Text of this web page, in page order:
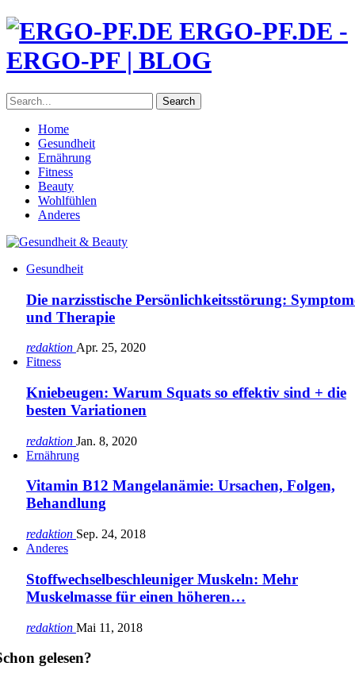
ERGO-PF.DE -
ERGO-PF | BLOG
Home
Gesundheit
Ernährung
Fitness
Beauty
Wohlfühlen
Anderes
Gesundheit
Die narzisstische Persönlichkeitsstörung:
und Therapie
redaktion Apr. 25, 2020
Fitness
Kniebeugen: Warum Squats so effektiv sind + die
besten Variationen
redaktion Jan. 8, 2020
Ernährung
Vitamin B12 Mangelanämie: Ursachen, Folgen,
Behandlung
redaktion Sep. 24, 2018
Anderes
Stoffwechselbeschleuniger Muskeln: Mehr
Muskelmasse für einen höheren…
redaktion Mai 11, 2018
gelesen?